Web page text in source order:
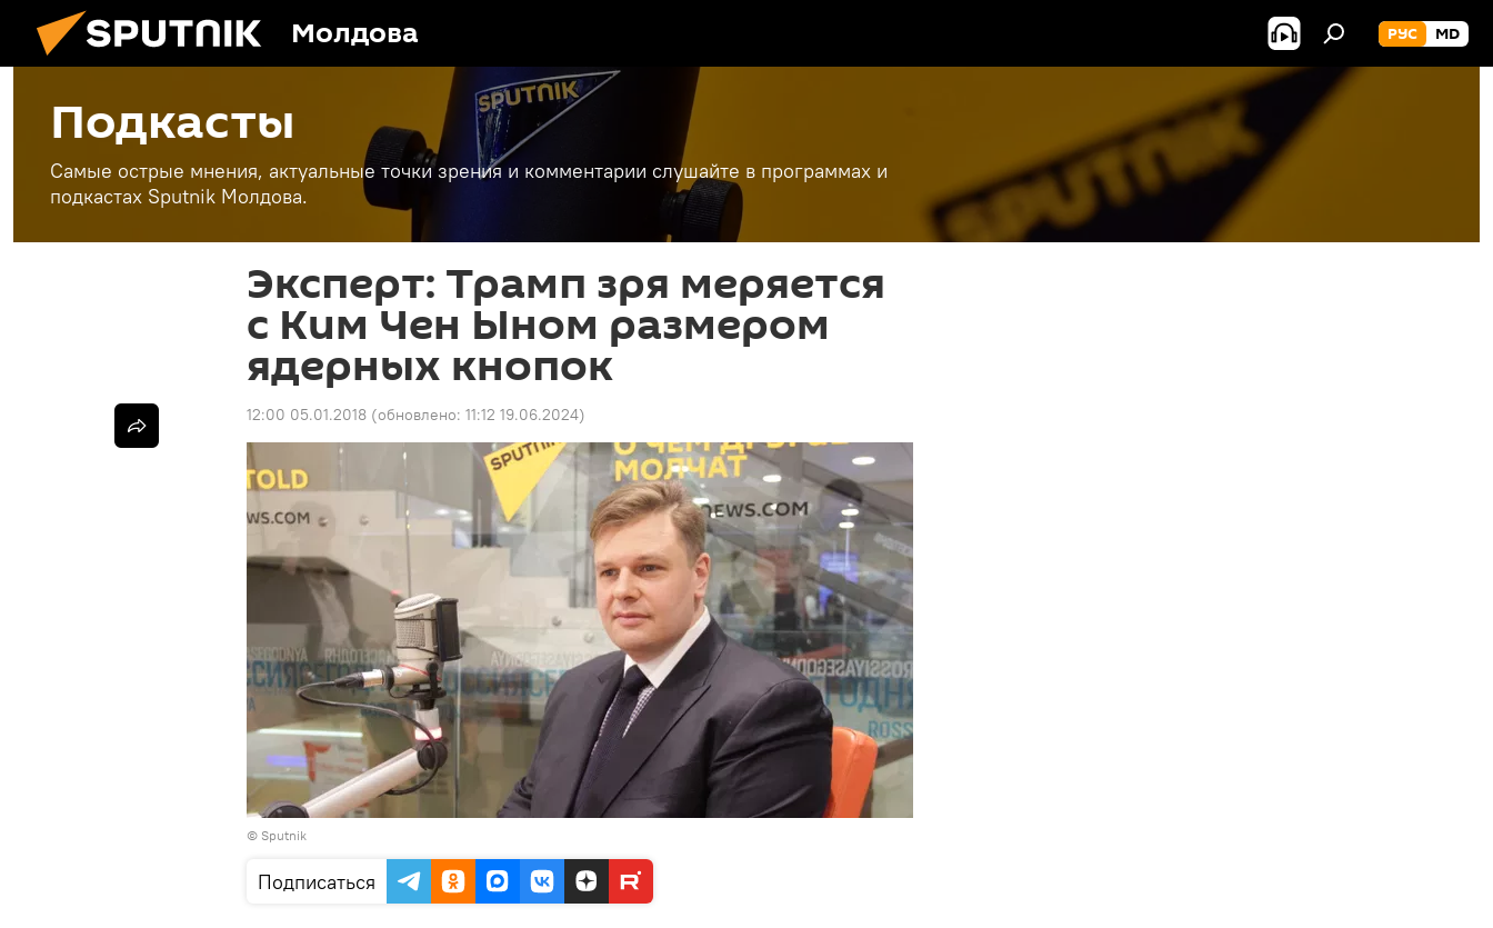
Молдова РУС MD
Подкасты
Самые острые мнения, актуальные точки зрения и комментарии слушайте в программах и
подкастах Sputnik Молдова.
Эксперт: Трамп зря меряется
с Ким Чен Ыном размером
ядерных кнопок
12:00 05.01.2018 (обновлено: 11:12 19.06.2024)
© Sputnik
Подписаться